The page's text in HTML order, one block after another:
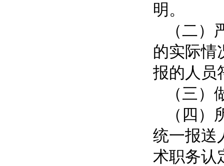
明。
（二
的实际情
报的人员
（三
（四
统一报送
术职务认